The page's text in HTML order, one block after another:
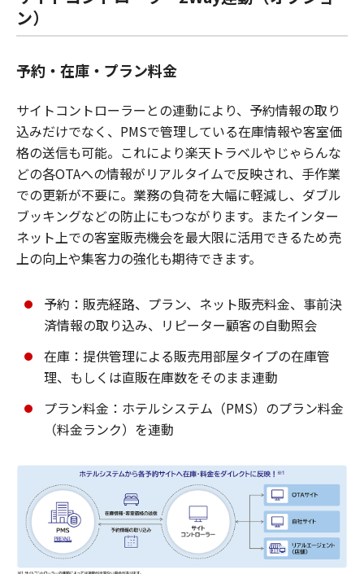
ン）
予約・在庫・プラン料金
サイトコントローラーとの連動により、予約情報の取り
込みだけでなく、PMSで管理している在庫情報や客室価
格の送信も可能。これにより楽天トラベルやじゃらんな
どの各OTAへの情報がリアルタイムで反映され、手作業
での更新が不要に。業務の負荷を大幅に軽減し、ダブル
ブッキングなどの防止にもつながります。またインター
ネット上での客室販売機会を最大限に活用できるため売
上の向上や集客力の強化も期待できます。
予約：販売経路、プラン、ネット販売料金、事前決
済情報の取り込み、リピーター顧客の自動照会
在庫：提供管理による販売用部屋タイプの在庫管
理、もしくは直販在庫数をそのまま連動
プラン料金：ホテルシステム（PMS）のプラン料金
（料金ランク）を連動